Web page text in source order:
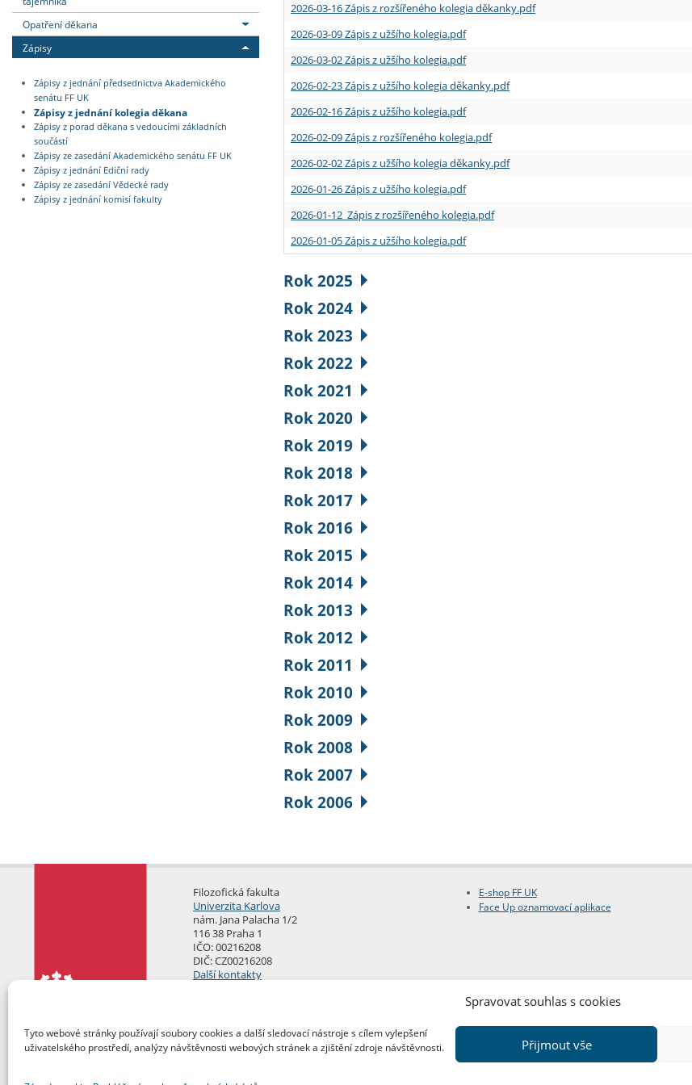
Spravovat souhlas s cookies
Tyto webové stránky používají soubory cookies a další sledovací nástroje s cílem vylepšení
uživatelského prostředí, analýzy návštěvnosti webových stránek a zjištění zdroje návštěvnosti.
Přijmout vše
Opatření děkana
Zápisy
Zápisy z jednání předsednictva Akademického
senátu FF UK
Zápisy z jednání kolegia děkana
Zápisy z porad děkana s vedoucími základních
součástí
Zápisy ze zasedání Akademického senátu FF UK
Zápisy z jednání Ediční rady
Zápisy ze zasedání Vědecké rady
Zápisy z jednání komisí fakulty
2026-03-16 Zápis z rozšířeného kolegia děkanky.pdf
2026-03-09 Zápis z užšího kolegia.pdf
2026-03-02 Zápis z užšího kolegia.pdf
2026-02-23 Zápis z užšího kolegia děkanky.pdf
2026-02-16 Zápis z užšího kolegia.pdf
2026-02-09 Zápis z rozšířeného kolegia.pdf
2026-02-02 Zápis z užšího kolegia děkanky.pdf
2026-01-26 Zápis z užšího kolegia.pdf
2026-01-12 Zápis z rozšířeného kolegia.pdf
2026-01-05 Zápis z užšího kolegia.pdf
Rok 2025
Rok 2024
Rok 2023
Rok 2022
Rok 2021
Rok 2020
Rok 2019
Rok 2018
Rok 2017
Rok 2016
Rok 2015
Rok 2014
Rok 2013
Rok 2012
Rok 2011
Rok 2010
Rok 2009
Rok 2008
Rok 2007
Rok 2006
Filozofická fakulta
Univerzita Karlova
nám. Jana Palacha 1/2
116 38 Praha 1
IČO: 00216208
DIČ: CZ00216208
Další kontakty
E-shop FF UK
Face Up oznamovací aplikace